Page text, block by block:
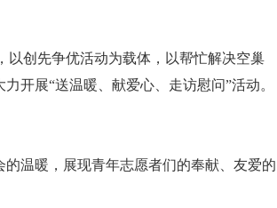
以创先争优活动为载体，以帮忙解决空巢
开展“送温暖、献爱心、走访慰问”活动。
温暖，展现青年志愿者们的奉献、友爱的